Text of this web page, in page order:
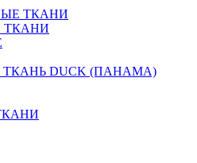
ТКАНИ
ТКАНИ
DUCK (ПАНАМА)